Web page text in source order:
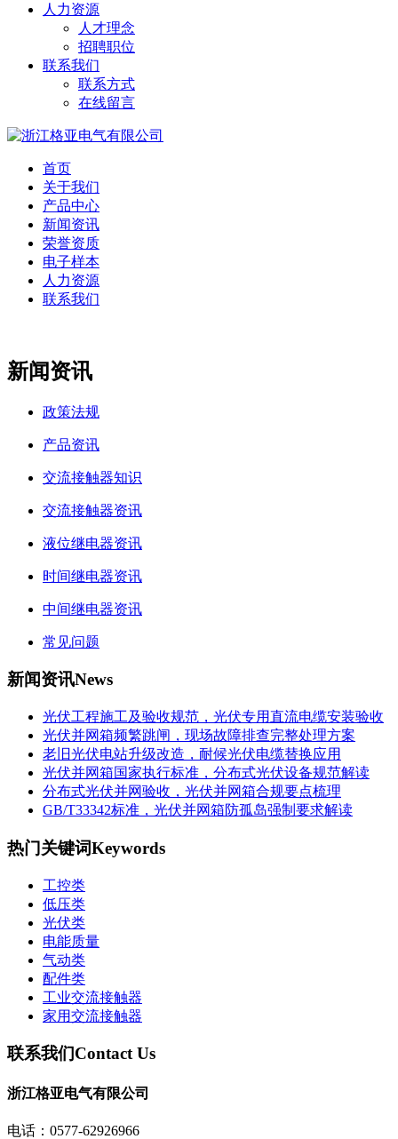
人力资源
人才理念
招聘职位
联系我们
联系方式
在线留言
首页
关于我们
产品中心
新闻资讯
荣誉资质
电子样本
人力资源
联系我们
新闻资讯
政策法规
产品资讯
交流接触器知识
交流接触器资讯
液位继电器资讯
时间继电器资讯
中间继电器资讯
常见问题
新闻资讯News
光伏工程施工及验收规范，光伏专用直流电缆安装验收
光伏并网箱频繁跳闸，现场故障排查完整处理方案
老旧光伏电站升级改造，耐候光伏电缆替换应用
光伏并网箱国家执行标准，分布式光伏设备规范解读
分布式光伏并网验收，光伏并网箱合规要点梳理
GB/T33342标准，光伏并网箱防孤岛强制要求解读
热门关键词Keywords
工控类
低压类
光伏类
电能质量
气动类
配件类
工业交流接触器
家用交流接触器
联系我们Contact Us
浙江格亚电气有限公司
电话：0577-62926966